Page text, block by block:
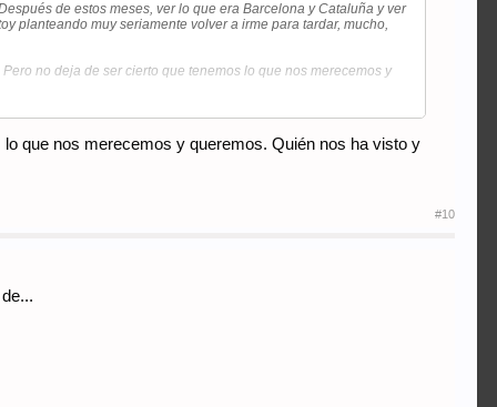
de estos meses, ver lo que era Barcelona y Cataluña y ver
planteando muy seriamente volver a irme para tardar, mucho,
no deja de ser cierto que tenemos lo que nos merecemos y
que nos merecemos y queremos. Quién nos ha visto y
#10